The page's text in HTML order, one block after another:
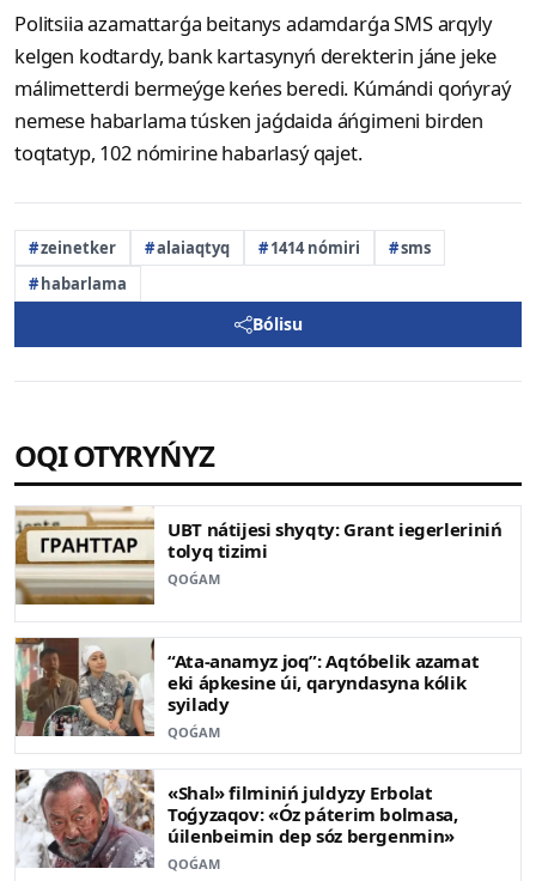
Politsiia azamattarǵa beitanys adamdarǵa SMS arqyly
kelgen kodtardy, bank kartasynyń derekterin jáne jeke
málimetterdi bermeýge keńes beredi. Kúmándi qońyraý
nemese habarlama túsken jaǵdaida áńgimeni birden
toqtatyp, 102 nómirine habarlasý qajet.
zeinetker alaiaqtyq 1414 nómiri
sms
habarlama
Bólisu
OQI OTYRYŃYZ
UBT nátijesi shyqty: Grant iegerleriniń
tolyq tizimi
QOǴAM
“Ata-anamyz joq”: Aqtóbelik azamat
eki ápkesine úi, qaryndasyna kólik
syilady
QOǴAM
«Shal» filminiń juldyzy Erbolat
Toǵyzaqov: «Óz páterim bolmasa,
úilenbeimin dep sóz bergenmin»
QOǴAM